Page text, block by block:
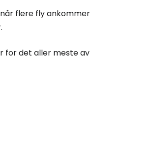
flere fly ankommer
for det aller meste av